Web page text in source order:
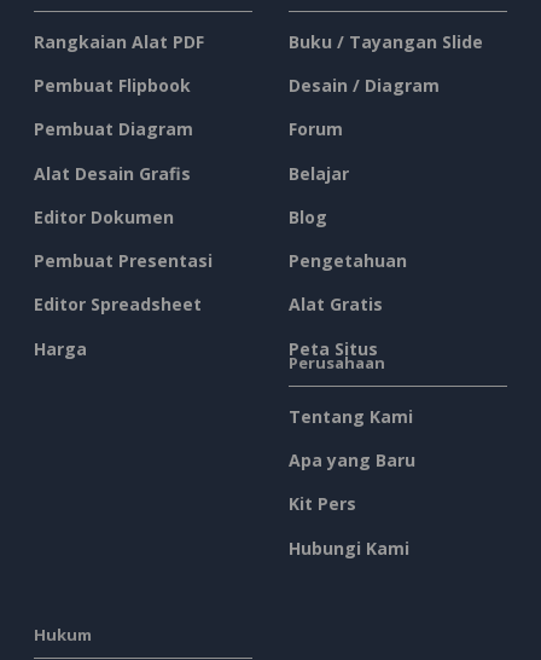
Rangkaian Alat PDF
Pembuat Flipbook
Pembuat Diagram
Alat Desain Grafis
Editor Dokumen
Pembuat Presentasi
Editor Spreadsheet
Harga
Buku / Tayangan Slide
Desain / Diagram
Forum
Belajar
Blog
Pengetahuan
Alat Gratis
Peta Situs
Perusahaan
Tentang Kami
Apa yang Baru
Kit Pers
Hubungi Kami
Hukum